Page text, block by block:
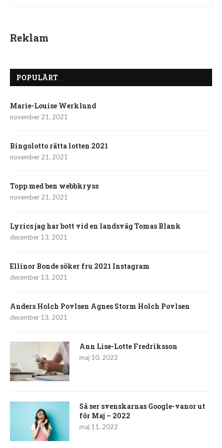
Reklam
POPULÄRT
Marie-Louise Werklund
november 21, 2021
Bingolotto rätta lotten 2021
november 21, 2021
Topp med ben webbkryss
november 21, 2021
Lyrics jag har bott vid en landsväg Tomas Blank
december 13, 2021
Ellinor Bonde söker fru 2021 Instagram
december 13, 2021
Anders Holch Povlsen Agnes Storm Holch Povlsen
december 13, 2021
Ann Lise-Lotte Fredriksson
maj 10, 2022
Så ser svenskarnas Google-vanor ut
för Maj – 2022
maj 11, 2022